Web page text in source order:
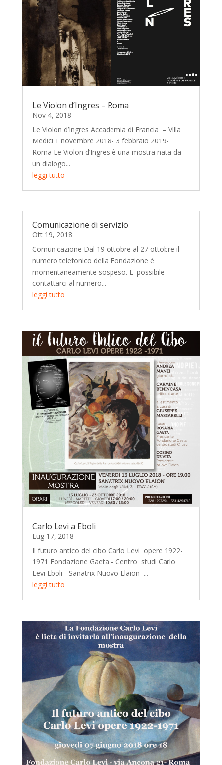
Le Violon d’Ingres – Roma
Nov 4, 2018
Le Violon d’Ingres Accademia di Francia – Villa
Medici 1 novembre 2018- 3 febbraio 2019-
Roma Le Violon d’Ingres è una mostra nata da
un dialogo...
leggi tutto
Comunicazione di servizio
Ott 19, 2018
Comunicazione Dal 19 ottobre al 27 ottobre il
numero telefonico della Fondazione è
momentaneamente sospeso. E' possibile
contattarci al numero...
leggi tutto
Carlo Levi a Eboli
Lug 17, 2018
Il futuro antico del cibo Carlo Levi opere 1922-
1971 Fondazione Gaeta - Centro studi Carlo
Levi Eboli - Sanatrix Nuovo Elaion ...
leggi tutto